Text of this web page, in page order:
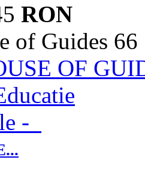
RON
of Guides 66
OF
-